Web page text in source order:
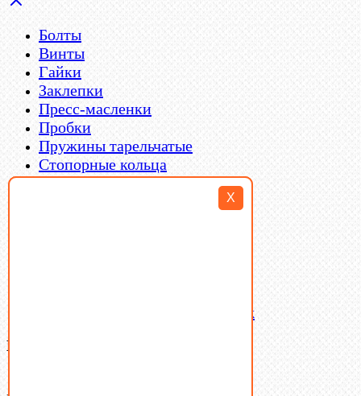
X
Болты
Винты
Гайки
Заклепки
Пресс-масленки
Пробки
Пружины тарельчатые
Стопорные кольца
Такелаж
Латунный и бронзовый крепеж
Ваша корзина